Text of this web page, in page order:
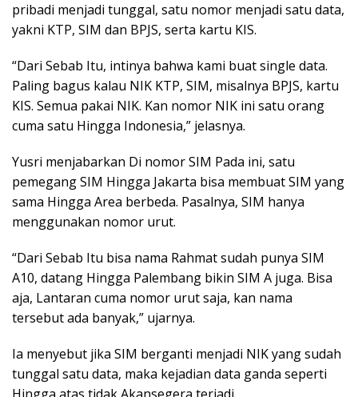
pribadi menjadi tunggal, satu nomor menjadi satu data,
yakni KTP, SIM dan BPJS, serta kartu KIS.
“Dari Sebab Itu, intinya bahwa kami buat single data.
Paling bagus kalau NIK KTP, SIM, misalnya BPJS, kartu
KIS. Semua pakai NIK. Kan nomor NIK ini satu orang
cuma satu Hingga Indonesia,” jelasnya.
Yusri menjabarkan Di nomor SIM Pada ini, satu
pemegang SIM Hingga Jakarta bisa membuat SIM yang
sama Hingga Area berbeda. Pasalnya, SIM hanya
menggunakan nomor urut.
“Dari Sebab Itu bisa nama Rahmat sudah punya SIM
A10, datang Hingga Palembang bikin SIM A juga. Bisa
aja, Lantaran cuma nomor urut saja, kan nama
tersebut ada banyak,” ujarnya.
Ia menyebut jika SIM berganti menjadi NIK yang sudah
tunggal satu data, maka kejadian data ganda seperti